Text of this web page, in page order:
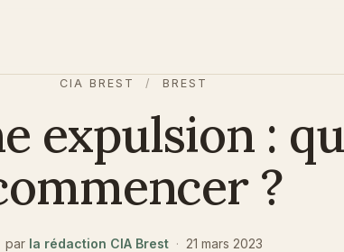
CIA BREST / BREST
expulsion :
?
par la rédaction CIA Brest · 21 mars 2023